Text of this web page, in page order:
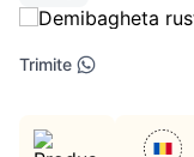
pui
4. chifle
. coaste
Trimite